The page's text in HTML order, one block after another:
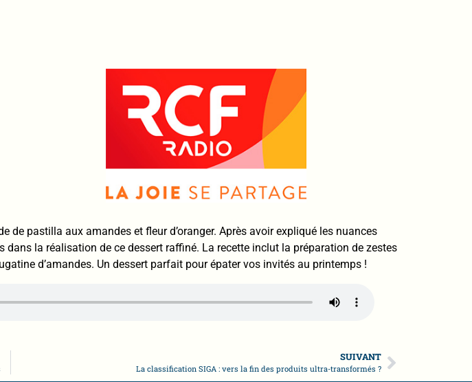
de pastilla aux amandes et fleur d’oranger. Après avoir expliqué les nuances
dans la réalisation de ce dessert raffiné. La recette inclut la préparation de zestes
d’amandes. Un dessert parfait pour épater vos invités au printemps !
SUIVANT
La classification SIGA : vers la fin des produits ultra-transformés ?